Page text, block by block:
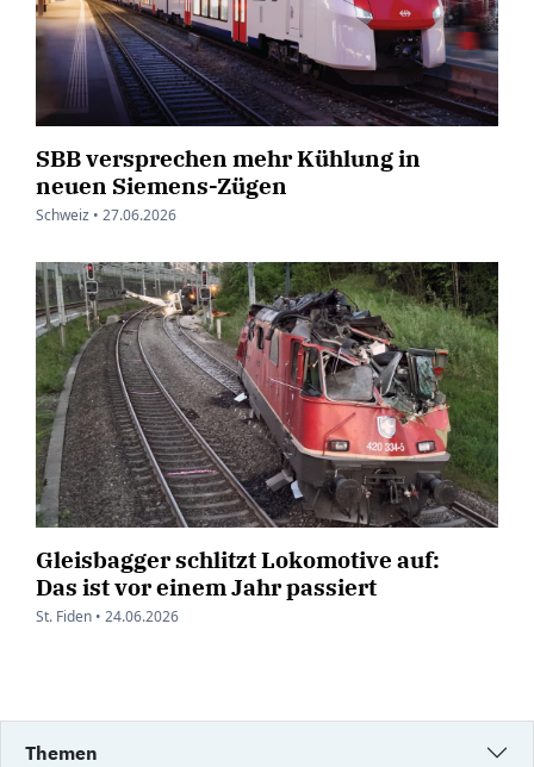
SBB versprechen mehr Kühlung in
neuen Siemens-Zügen
Schweiz • 27.06.2026
Gleisbagger schlitzt Lokomotive auf:
Das ist vor einem Jahr passiert
St. Fiden • 24.06.2026
Themen